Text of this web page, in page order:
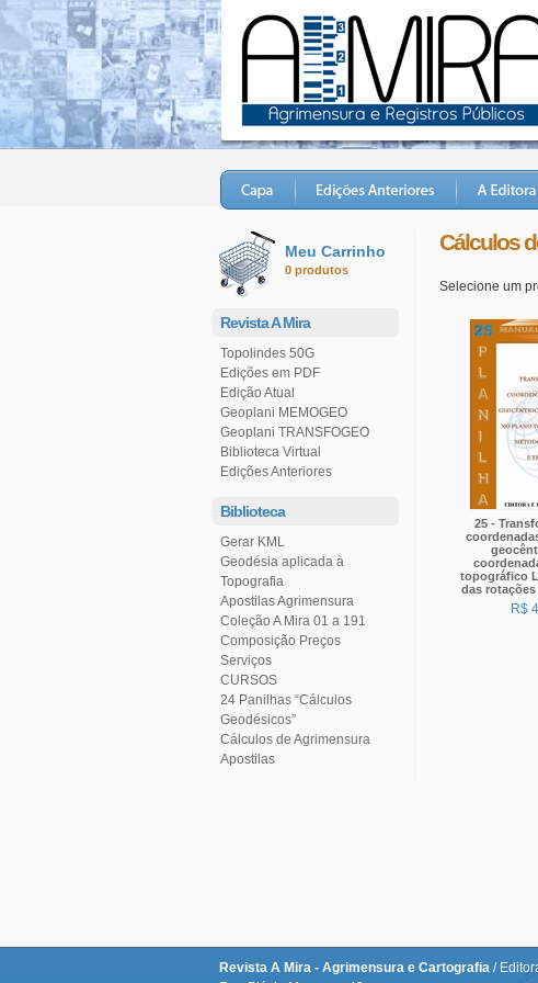
Meu Carrinho
0 produtos
Revista A Mira
Topolindes 50G
Edições em PDF
Edição Atual
Geoplani MEMOGEO
Geoplani TRANSFOGEO
Biblioteca Virtual
Edições Anteriores
Biblioteca
Gerar KML
Topografia
Apostilas Agrimensura
Coleção A Mira 01 a 191
Serviços
CURSOS
Geodésicos”
Cálculos de Agrimensura
Apostilas
Cálculos
Selecione um
das
R$
Revista A Mira - Agrimensura e Cartografia /